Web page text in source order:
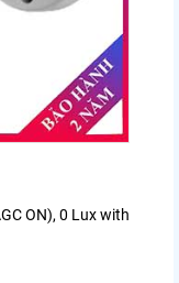
ON), 0 Lux with